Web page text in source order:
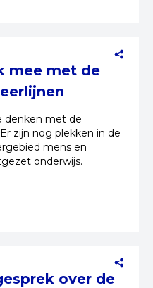
mee met de
denken met de
zijn nog plekken in de
mens en
onderwijs.
over de